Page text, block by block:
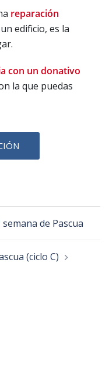
reparación
edificio, es la
con un donativo
la que puedas
de Pascua
(ciclo C)